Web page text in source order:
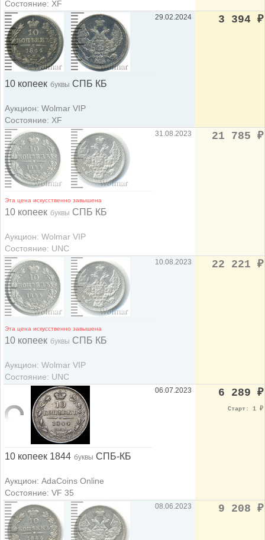
Состояние: XF
10 копеек буквы СПБ КБ
Аукцион: Wolmar VIP
Состояние: XF
29.02.2024 3 394 ₽
Эта цена искусственно завышена
10 копеек буквы СПБ КБ
Аукцион: Wolmar VIP
Состояние: UNC
31.08.2023 21 785 ₽
Эта цена искусственно завышена
10 копеек буквы СПБ КБ
Аукцион: Wolmar VIP
Состояние: UNC
10.08.2023 22 221 ₽
10 копеек 1844 буквы СПБ-КБ
Аукцион: AdaCoins Online
Состояние: VF 35
06.07.2023 6 289 ₽
Старт: 1 ₽
08.06.2023 9 208 ₽